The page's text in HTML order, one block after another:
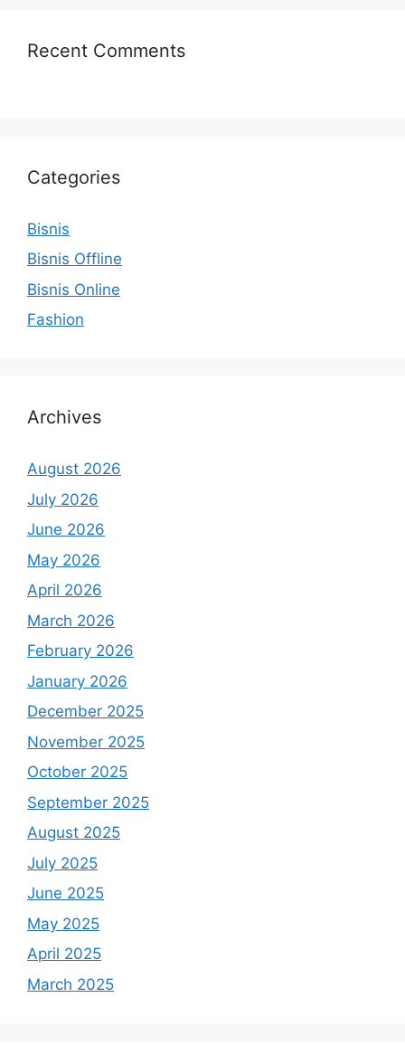
Recent Comments
Categories
Bisnis
Bisnis Offline
Bisnis Online
Fashion
Archives
August 2026
July 2026
June 2026
May 2026
April 2026
March 2026
February 2026
January 2026
December 2025
November 2025
October 2025
September 2025
August 2025
July 2025
June 2025
May 2025
April 2025
March 2025